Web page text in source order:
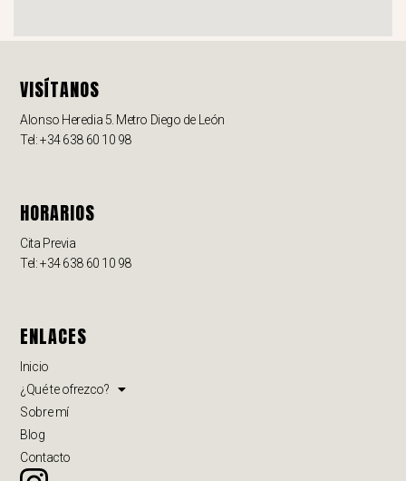
VISÍTANOS
Alonso Heredia 5. Metro Diego de León
Tel: +34 638 60 10 98
HORARIOS
Cita Previa
Tel: +34 638 60 10 98
ENLACES
Inicio
¿Qué te ofrezco?
Sobre mí
Blog
Contacto